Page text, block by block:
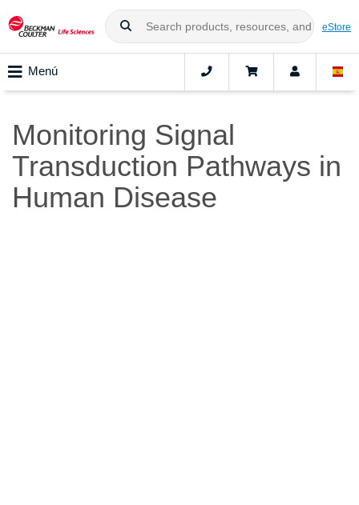
eStore
Menú
Monitoring Signal
Transduction Pathways in
Human Disease